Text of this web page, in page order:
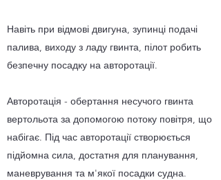
Навіть при відмові двигуна, зупинці подачі
палива, виходу з ладу гвинта, пілот робить
безпечну посадку на авторотації.
Авторотація - обертання несучого гвинта
вертольота за допомогою потоку повітря, що
набігає. Під час авторотації створюється
підйомна сила, достатня для планування,
маневрування та м'якої посадки судна.